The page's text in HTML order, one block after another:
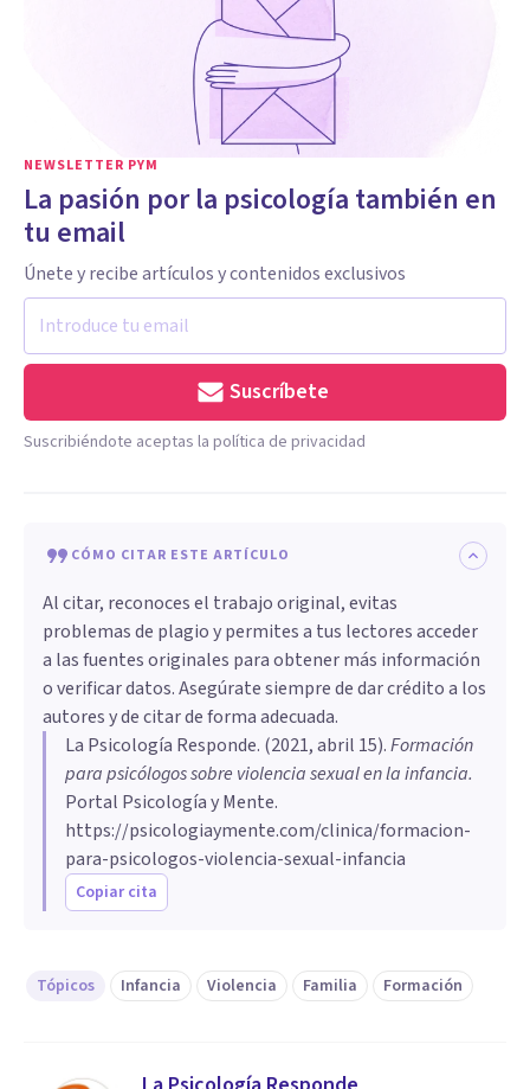
NEWSLETTER PYM
La pasión por la psicología también en
tu email
Únete y recibe artículos y contenidos exclusivos
Suscríbete
Suscribiéndote aceptas la política de privacidad
CÓMO CITAR ESTE ARTÍCULO
Al citar, reconoces el trabajo original, evitas
problemas de plagio y permites a tus lectores acceder
a las fuentes originales para obtener más información
o verificar datos. Asegúrate siempre de dar crédito a los
autores y de citar de forma adecuada.
La Psicología Responde. (2021, abril 15).Formación
para psicólogos sobre violencia sexual en la infancia.
Portal Psicología y Mente.
https://psicologiaymente.com/clinica/formacion-
para-psicologos-violencia-sexual-infancia
Copiar cita
Tópicos Infancia Violencia Familia Formación